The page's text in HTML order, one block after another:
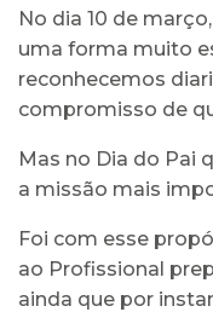
No dia 10 de
uma forma muito
reconhecemos
compromisso de
Mas no Dia do Pai
a missão mais
Foi com esse
ao Profissional
ainda que por